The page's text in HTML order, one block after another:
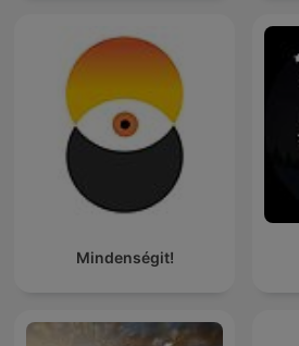
Mindenségit!